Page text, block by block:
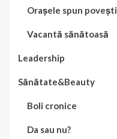
Orașele spun povești
Vacantă sănătoasă
Leadership
Sănătate&Beauty
Boli cronice
Da sau nu?